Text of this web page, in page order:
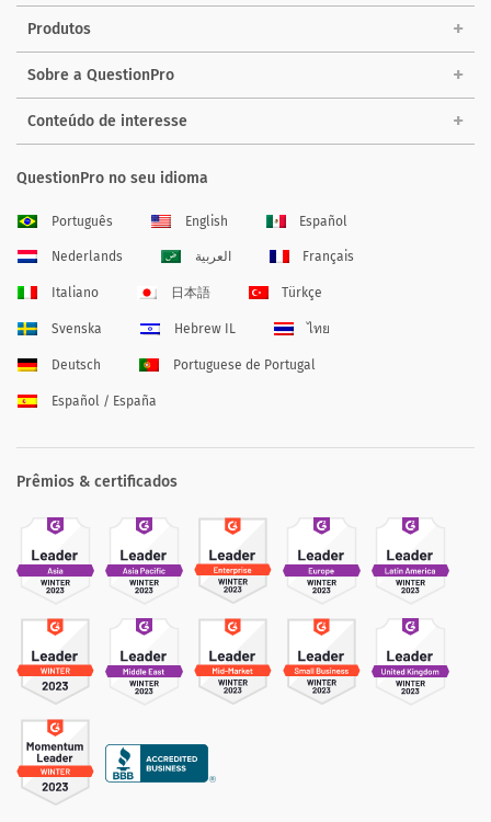
Produtos
Sobre a QuestionPro
Conteúdo de interesse
QuestionPro no seu idioma
Português English Español
Nederlands العربية Français
Italiano 日本語 Türkçe
Svenska Hebrew IL ไทย
Deutsch Portuguese de Portugal
Español / España
Prêmios & certificados